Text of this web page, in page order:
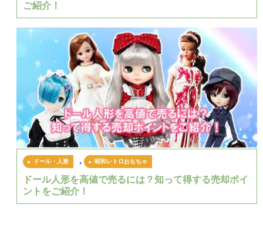
ご紹介！
ドール・人形 , 昭和レトロおもちゃ
ドール人形を高値で売るには？知って得する売却ポイ
ントをご紹介！